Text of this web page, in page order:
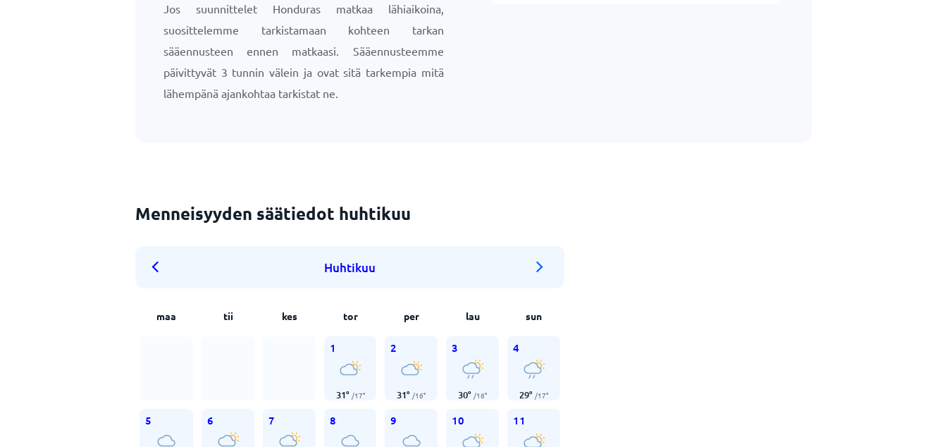
Jos suunnittelet Honduras matkaa lähiaikoina,
suosittelemme tarkistamaan kohteen tarkan
sääennusteen ennen matkaasi. Sääennusteemme
päivittyvät 3 tunnin välein ja ovat sitä tarkempia mitä
lähempänä ajankohtaa tarkistat ne.
Menneisyyden säätiedot huhtikuu
Huhtikuu
maa tii kes tor per lau sun
1
31° /17°
2
31° /16°
3
30° /16°
4
29° /17°
5 6 7 8 9 10 11